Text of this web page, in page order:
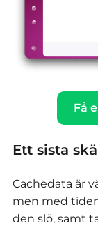
Få
Ett sista
Cachedata är
men med
den slö, samt